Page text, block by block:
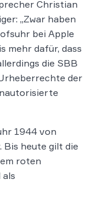
Christian
„Zwar haben
bei Apple
mehr dafür, dass
die SBB
der
1944 von
Bis heute gilt die
roten
als